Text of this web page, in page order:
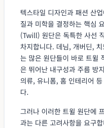
텍스타일 디자인과 패션 산
질과 미학을 결정하는 핵심
(Twill) 원단은 독특한 사선
차지합니다. 데님, 개버딘,
는 많은 원단들이 바로 트윌
은 뛰어난 내구성과 주름 방
의류, 유니폼, 홈 인테리어
다.
그러나 이러한 트윌 원단에
과는 다른 고려사항을 요구